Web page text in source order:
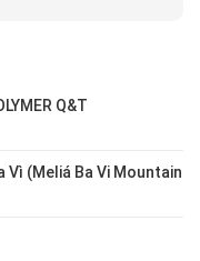
Q&T
Vì (Meliá Ba Vi Mountain